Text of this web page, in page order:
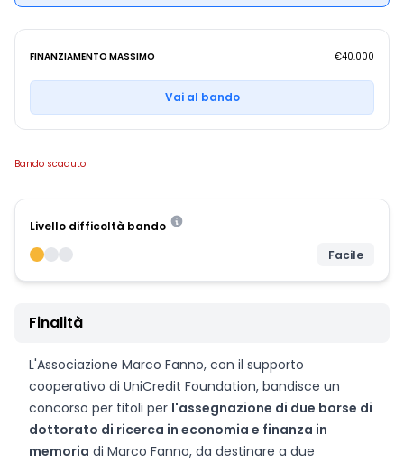
FINANZIAMENTO MASSIMO €40.000
Vai al bando
Bando scaduto
Livello difficoltà bando
Facile
Finalità
L'Associazione Marco Fanno, con il supporto
cooperativo di UniCredit Foundation, bandisce un
concorso per titoli per l'assegnazione di due borse di
dottorato di ricerca in economia e finanza in
memoria di Marco Fanno, da destinare a due